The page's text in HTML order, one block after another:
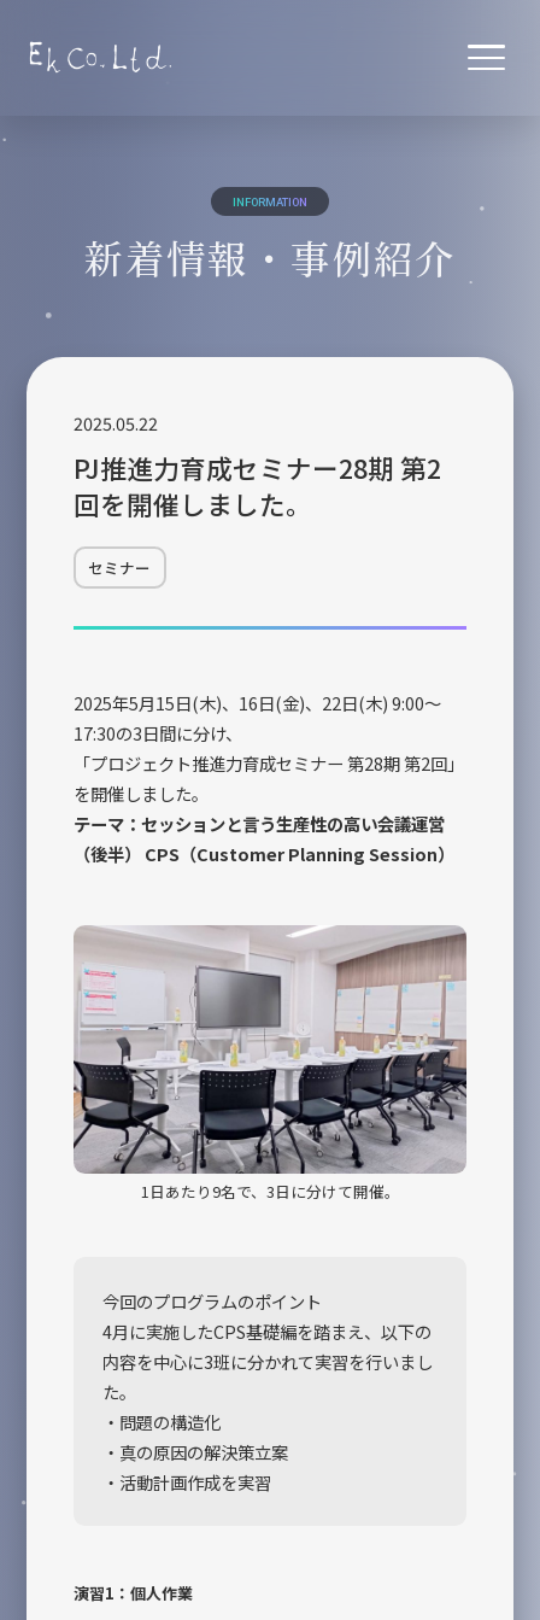
SERVICES
サービス
コンサルティング
セミナー
CONTACT
INFORMATION
新着情報・事例紹介
2025.05.22
PJ推進力育成セミナー28期 第2
回を開催しました。
セミナー
2025年5月15日(木)、16日(金)、22日(木) 9:00～
17:30の3日間に分け、
「プロジェクト推進力育成セミナー 第28期 第2回」
を開催しました。
テーマ：セッションと言う生産性の高い会議運営
（後半） CPS（Customer Planning Session）
1日あたり9名で、3日に分けて開催。
今回のプログラムのポイント
4月に実施したCPS基礎編を踏まえ、以下の
内容を中心に3班に分かれて実習を行いまし
た。
・問題の構造化
・真の原因の解決策⽴案
・活動計画作成を実習
演習1：個人作業